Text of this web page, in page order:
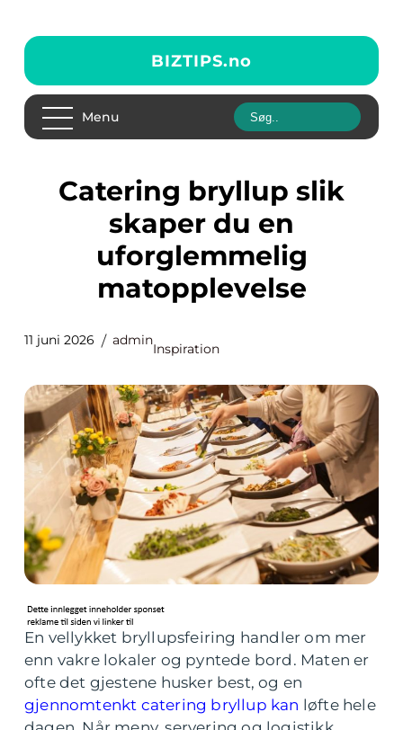
BIZTIPS.no
Menu
Catering bryllup slik
skaper du en
uforglemmelig
matopplevelse
11 juni 2026 admin
Inspiration
En vellykket bryllupsfeiring handler om mer
enn vakre lokaler og pyntede bord. Maten er
ofte det gjestene husker best, og en
gjennomtenkt catering bryllup kan løfte hele